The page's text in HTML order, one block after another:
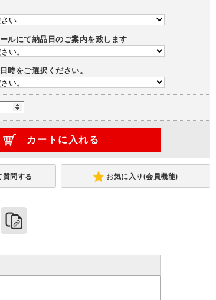
円)
(-42,000円)
ルにて納品日のご案内を致します
時をご選択ください。
お気に入り(会員機能)